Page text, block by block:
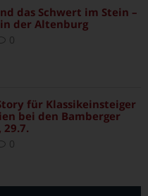
das Schwert im Stein –
der Altenburg
0
für Klassikeinsteiger
bei den Bamberger
0